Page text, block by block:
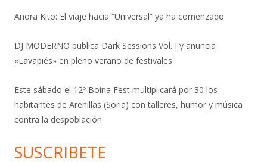
Anora Kito: El viaje hacia “Universal” ya ha comenzado
DJ MODERNO publica Dark Sessions Vol. I y anuncia
«Lavapiés» en pleno verano de festivales
Este sábado el 12º Boina Fest multiplicará por 30 los
habitantes de Arenillas (Soria) con talleres, humor y música
contra la despoblación
SUSCRIBETE